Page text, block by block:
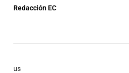
Redacción EC
us